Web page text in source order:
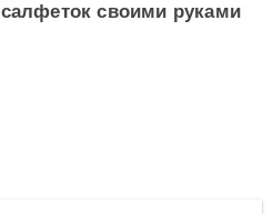
салфеток своими руками